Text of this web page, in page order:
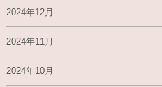
2024年12月
2024年11月
2024年10月